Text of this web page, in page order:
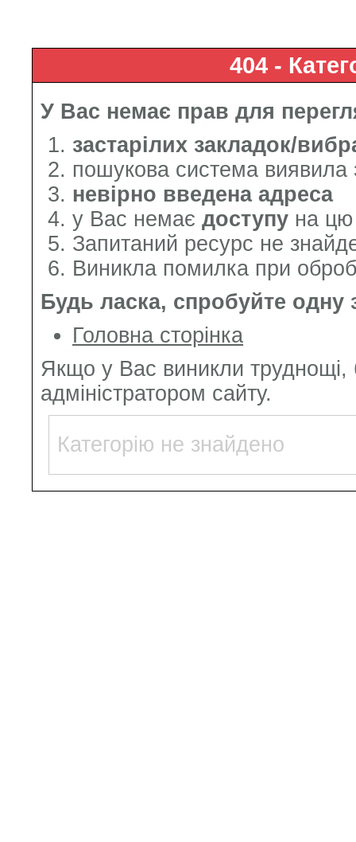
404 -
У Вас немає прав для
застарілих закладок/
пошукова система виявила
невірно введена адреса
у Вас немає доступу на цю
Запитаний ресурс не
Виникла помилка при
Будь ласка, спробуйте одну
Головна сторінка
Якщо у Вас виникли труднощі,
адміністратором сайту.
Категорію не знайдено